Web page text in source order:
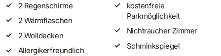
2 Regenschirme
2 Wärmflaschen
2 Wolldecken
Allergikerfreundlich
kostenfreie
Parkmöglichkeit
Nichtraucher Zimmer
Schminkspiegel